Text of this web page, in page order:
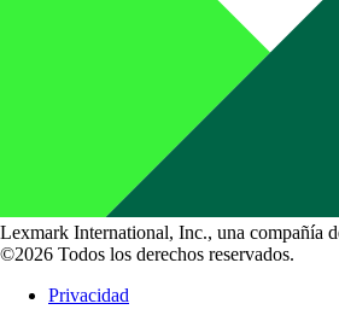
Lexmark International, Inc., una compañía
©2026 Todos los derechos reservados.
Privacidad